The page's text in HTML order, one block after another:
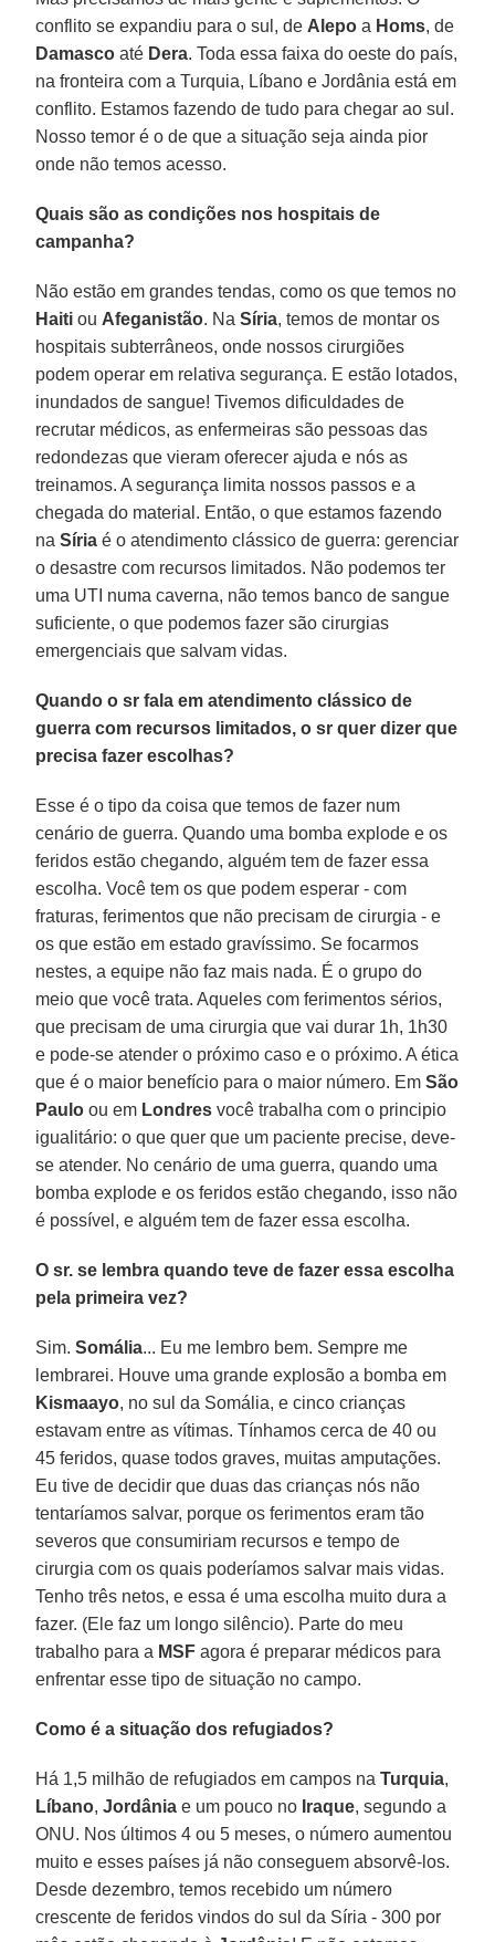
conflito se expandiu para o sul, de Alepo a Homs, de
Damasco até Dera. Toda essa faixa do oeste do país,
na fronteira com a Turquia, Líbano e Jordânia está em
conflito. Estamos fazendo de tudo para chegar ao sul.
Nosso temor é o de que a situação seja ainda pior
onde não temos acesso.
Quais são as condições nos hospitais de
campanha?
Não estão em grandes tendas, como os que temos no
Haiti ou Afeganistão. NaSíria, temos de montar os
hospitais subterrâneos, onde nossos cirurgiões
podem operar em relativa segurança. E estão lotados,
inundados de sangue! Tivemos dificuldades de
recrutar médicos, as enfermeiras são pessoas das
redondezas que vieram oferecer ajuda e nós as
treinamos. A segurança limita nossos passos e a
chegada do material. Então, o que estamos fazendo
naSíria é o atendimento clássico de guerra: gerenciar
o desastre com recursos limitados. Não podemos ter
uma UTI numa caverna, não temos banco de sangue
suficiente, o que podemos fazer são cirurgias
emergenciais que salvam vidas.
Quando o sr fala em atendimento clássico de
guerra com recursos limitados, o sr quer dizer que
precisa fazer escolhas?
Esse é o tipo da coisa que temos de fazer num
cenário de guerra. Quando uma bomba explode e os
feridos estão chegando, alguém tem de fazer essa
escolha. Você tem os que podem esperar - com
fraturas, ferimentos que não precisam de cirurgia - e
os que estão em estado gravíssimo. Se focarmos
nestes, a equipe não faz mais nada. É o grupo do
meio que você trata. Aqueles com ferimentos sérios,
que precisam de uma cirurgia que vai durar 1h, 1h30
e pode-se atender o próximo caso e o próximo. A ética
que é o maior benefício para o maior número. EmSão
Paulo ou em Londres você trabalha com o principio
igualitário: o que quer que um paciente precise, deve-
se atender. No cenário de uma guerra, quando uma
bomba explode e os feridos estão chegando, isso não
é possível, e alguém tem de fazer essa escolha.
O sr. se lembra quando teve de fazer essa escolha
pela primeira vez?
Sim.Somália... Eu me lembro bem. Sempre me
lembrarei. Houve uma grande explosão a bomba em
Kismaayo, no sul da Somália, e cinco crianças
estavam entre as vítimas. Tínhamos cerca de 40 ou
45 feridos, quase todos graves, muitas amputações.
Eu tive de decidir que duas das crianças nós não
tentaríamos salvar, porque os ferimentos eram tão
severos que consumiriam recursos e tempo de
cirurgia com os quais poderíamos salvar mais vidas.
Tenho três netos, e essa é uma escolha muito dura a
fazer. (Ele faz um longo silêncio). Parte do meu
trabalho para a MSF agora é preparar médicos para
enfrentar esse tipo de situação no campo.
Como é a situação dos refugiados?
Há 1,5 milhão de refugiados em campos naTurquia,
Líbano,Jordânia e um pouco no Iraque, segundo a
ONU. Nos últimos 4 ou 5 meses, o número aumentou
muito e esses países já não conseguem absorvê-los.
Desde dezembro, temos recebido um número
crescente de feridos vindos do sul da Síria - 300 por